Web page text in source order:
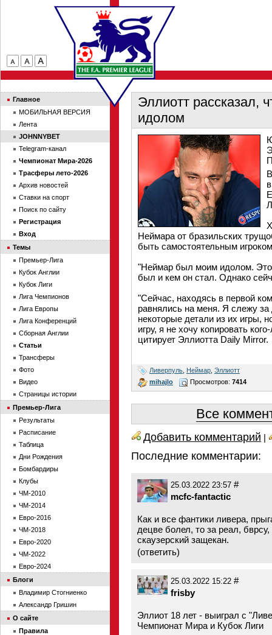
Эллиотт рассказал,
идолом
Неймара от бразильских
быть самостоятельным
"Неймар был моим идолом. Это
был и кем он стал. Однако
"Сейчас, находясь в первой
равнялись на меня. Я слежу за
некоторые детали из их игры,
игру, я не хочу копировать
цитирует Эллиотта Daily Mirror.
Ливерпуль Неймар Эллиотт
mihajlo
Просмотров: 7414
Все
Добавить комментарий |
Последние комментарии:
25.03.2022 23:57 #
mcfc-fantactic
Как и все фантики ливера,
децве болел, то за реал,
скаузерский защекан.
(ответить)
25.03.2022 15:22 #
frisby
Эллиот 18 лет - выиграл с
Чемпионат Мира и Кубок Лиги
Главное
МОБИЛЬНАЯ ВЕРСИЯ
Лента
JOHNNYBET
Telegram-канал
Чемпионат Мира-2026
Трасферы лето-2026
Архив новостей
Ставки на спорт
Поиск по сайту
Регистрация
Вход
Темы
Премьер-Лига
Кубок Англии
Кубок Лиги
Лига Чемпионов
Лига Европы
Лига Конференций
Сборная Англии
Статьи
Трансферы
Фото
Видео
Страницы истории
Премьер-Лига
Результаты
Расписание
Таблица
Дни Рождения
Бомбардиры
Клубы
ЧМ-2010
ЧМ-2014
Евро-2016
ЧМ-2018
Евро-2020
ЧМ-2022
Евро-2024
Блоги
Владимир Стогниенко
Александр Гришин
О сайте
Правила